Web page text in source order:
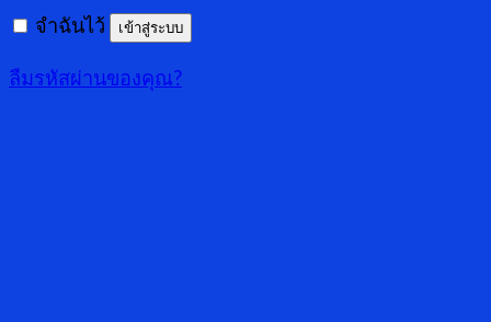
จำฉันไว้ เข้าสู่ระบบ
ลืมรหัสผ่านของคุณ?